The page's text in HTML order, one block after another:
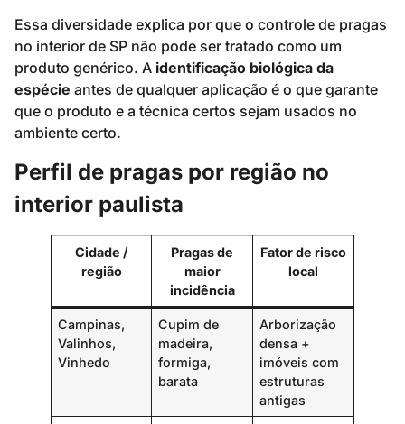
Essa diversidade explica por que o controle de pragas
no interior de SP não pode ser tratado como um
produto genérico. A identificação biológica da
espécie antes de qualquer aplicação é o que garante
que o produto e a técnica certos sejam usados no
ambiente certo.
Perfil de pragas por região no
interior paulista
Cidade /
região
Pragas de
maior
incidência
Fator de risco
local
Campinas,
Valinhos,
Vinhedo
Cupim de
madeira,
formiga,
barata
Arborização
densa +
imóveis com
estruturas
antigas